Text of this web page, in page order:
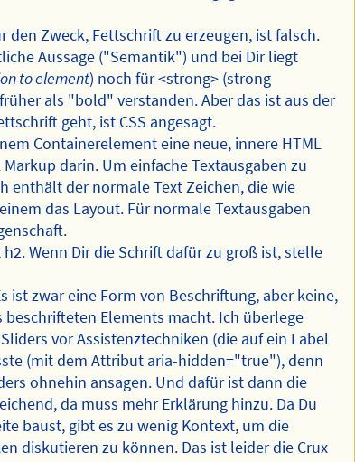
den Zweck, Fettschrift zu erzeugen, ist falsch.
Aussage ("Semantik") und bei Dir liegt
to element) noch für <strong> (strong
als "bold" verstanden. Aber das ist aus der
geht, ist CSS angesagt.
Containerelement eine neue, innere HTML
darin. Um einfache Textausgaben zu
enthält der normale Text Zeichen, die wie
das Layout. Für normale Textausgaben
Wenn Dir die Schrift dafür zu groß ist, stelle
ist zwar eine Form von Beschriftung, aber keine,
Elements macht. Ich überlege
vor Assistenztechniken (die auf ein Label
(mit dem Attribut aria-hidden="true"), denn
ohnehin ansagen. Und dafür ist dann die
da muss mehr Erklärung hinzu. Da Du
baust, gibt es zu wenig Kontext, um die
diskutieren zu können. Das ist leider die Crux